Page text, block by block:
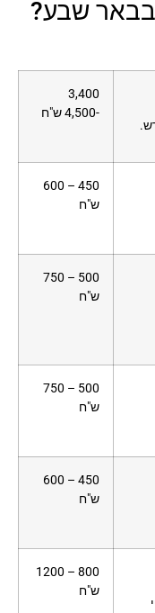
בבאר שבע?
3,400
-4,500 ש"ח
450 – 600
ש"ח
500 – 750
ש"ח
500 – 750
ש"ח
450 – 600
ש"ח
800 – 1200
ש"ח